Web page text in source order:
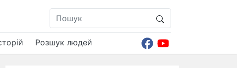
Розшук людей